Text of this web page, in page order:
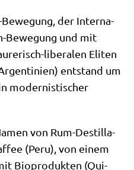
Bewe­gung, der Inter­na­
Bewe­gung und mit
libe­ra­len Eli­ten
ent­stand um
moder­ni­sti­scher
von Rum-Destil­la­
(Peru), von einem
Bio­pro­duk­ten (Qui­